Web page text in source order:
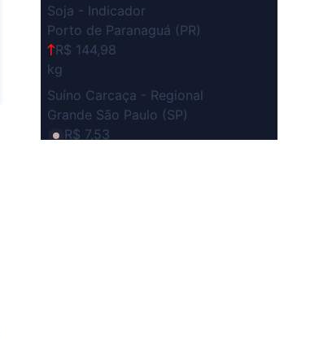
Soja - Indicador
Porto de Paranaguá (PR)
R$ 144,98
kg
Suíno Carcaça - Regional
Grande São Paulo (SP)
R$ 7,53